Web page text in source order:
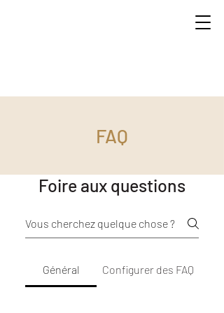
FAQ
Foire aux questions
Général Configurer des FAQ